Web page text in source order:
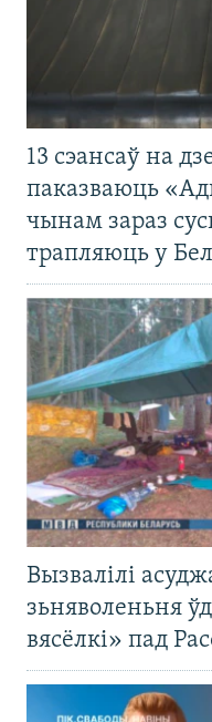
13 сэансаў на
паказваюць
чынам зараз
трапляюць у
Вызвалілі
зьняволеньня
вясёлкі» пад